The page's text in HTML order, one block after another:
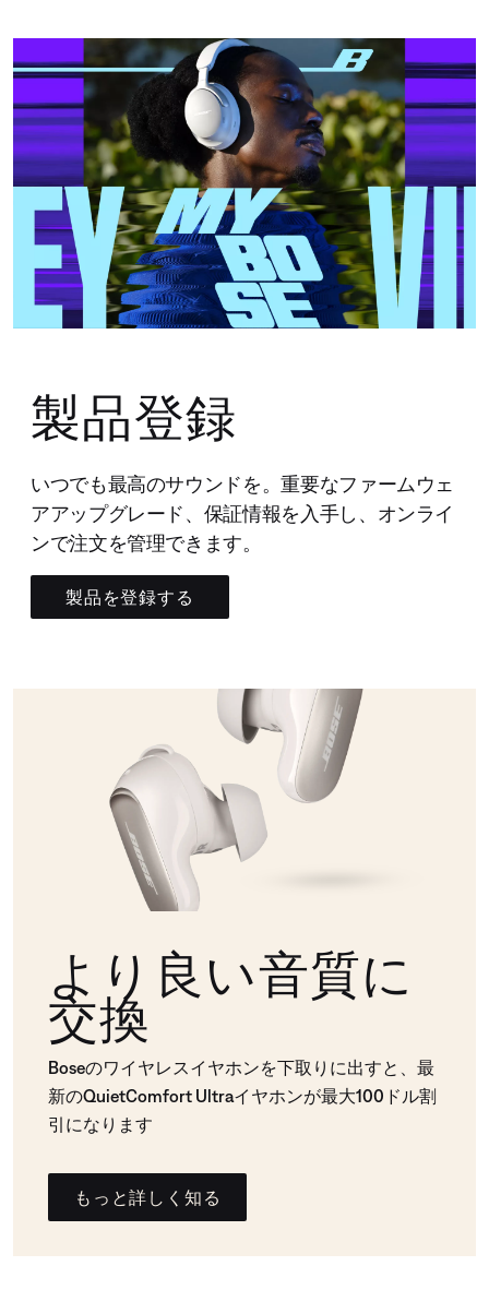
製品登録
いつでも最高のサウンドを。重要なファームウェ
アアップグレード、保証情報を入手し、オンライ
ンで注文を管理できます。
製品を登録する
より良い音質に
交換
Boseのワイヤレスイヤホンを下取りに出すと、最
新のQuietComfort Ultraイヤホンが最大100ドル割
引になります
もっと詳しく知る